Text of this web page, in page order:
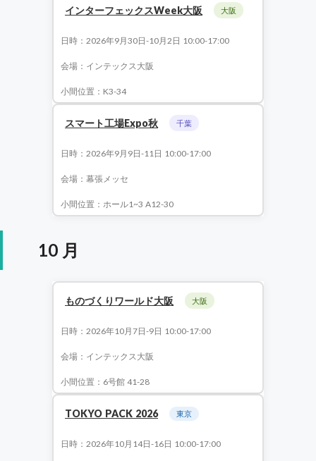
インターフェックスWeek大阪 大阪
日時：2026年9月30日-10月2日 10:00-17:00
会場：インテックス大阪
小間位置：K3-34
スマート工場Expo秋 千葉
日時：2026年9月9日-11日 10:00-17:00
会場：幕張メッセ
小間位置：ホール1~3 A12-30
10 月
ものづくりワールド大阪 大阪
日時：2026年10月7日-9日 10:00-17:00
会場：インテックス大阪
小間位置：6号館 41-28
TOKYO PACK 2026 東京
日時：2026年10月14日-16日 10:00-17:00